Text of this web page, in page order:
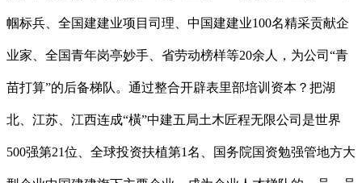
帼标兵、全国建建业项目司理、中国建建业100名精采贡献企
业家、全国青年岗亭妙手、省劳动榜样等20余人，为公司“青
苗打算”的后备梯队。通过整合开辟表里部培训资本？把湖
北、江苏、江西连成“橫”中建五局土木匠程无限公司是世界
500强第21位、全球投资扶植第1名、国务院国资勉强管地方大